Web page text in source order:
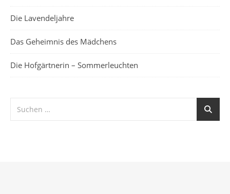
Die Lavendeljahre
Das Geheimnis des Mädchens
Die Hofgärtnerin – Sommerleuchten